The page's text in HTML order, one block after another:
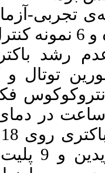
گروه و 6 نمونه کنترل) مورد
روی
بلادآگار کشت داده شد و 24 ساعت در
کلرهگزیدین و 9 پلیت برای